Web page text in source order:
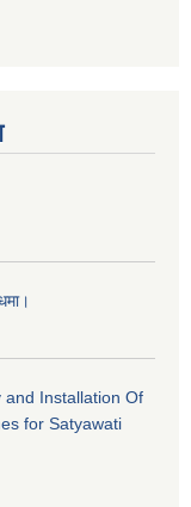
and Installation Of
for Satyawati